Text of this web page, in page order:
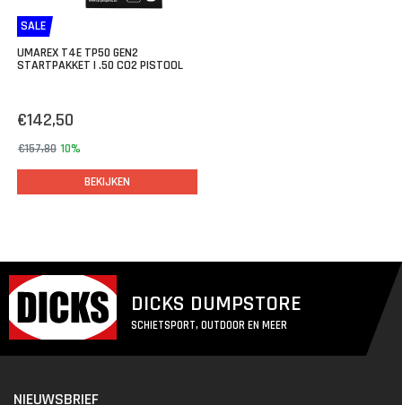
SALE
UMAREX T4E TP50 GEN2
STARTPAKKET | .50 CO2 PISTOOL
€142,50
€157,80 10%
BEKIJKEN
DICKS DUMPSTORE
SCHIETSPORT, OUTDOOR EN MEER
NIEUWSBRIEF